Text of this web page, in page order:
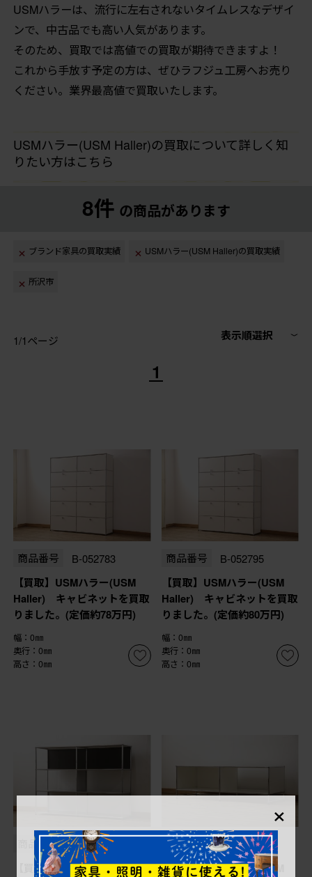
USMハラーは、流行に左右されないタイムレスなデザイ
ンで、中古品でも高い人気があります。
そのため、買取では高値での買取が期待できますよ！
これから手放す予定の方は、ぜひラフジュ工房へお売り
ください。業界最高値で買取いたします。
USMハラー(USM Haller)の買取について詳しく知
りたい方はこちら
8件 の商品があります
ブランド家具の買取実績 USMハラー(USM Haller)の買取実績
所沢市
1/1ページ 表示順選択
1
商品番号 B-052783
【買取】USMハラー(USM
Haller) キャビネットを買取
りました。(定価約78万円)
幅：0㎜
奥行：0㎜
高さ：0㎜
商品番号 B-052795
【買取】USMハラー(USM
Haller) キャビネットを買取
りました。(定価約80万円)
幅：0㎜
奥行：0㎜
高さ：0㎜
商品番号 B-063881
【買取】USMハラー(USM
商品番号 B-063882
【買取】USMハラー(USM
×